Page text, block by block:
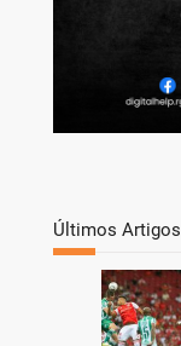
Últimos Artigos